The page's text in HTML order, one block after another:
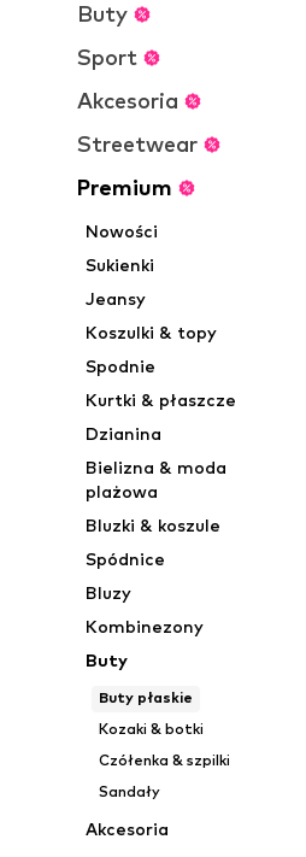
Buty
Sport
Akcesoria
Streetwear
Premium
Nowości
Sukienki
Jeansy
Koszulki & topy
Spodnie
Kurtki & płaszcze
Dzianina
Bielizna & moda
plażowa
Bluzki & koszule
Spódnice
Bluzy
Kombinezony
Buty
Buty płaskie
Kozaki & botki
Czółenka & szpilki
Sandały
Akcesoria